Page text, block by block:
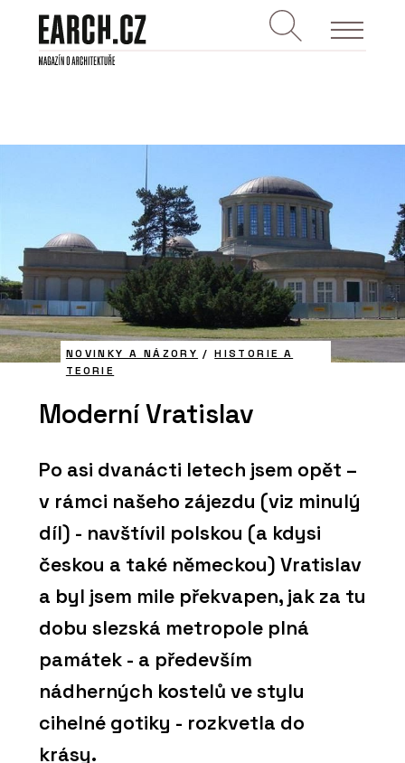
NOVINKY A NÁZORY /HISTORIE A
TEORIE
Moderní Vratislav
Po asi dvanácti letech jsem opět –
v rámci našeho zájezdu (viz minulý
díl) - navštívil polskou (a kdysi
českou a také německou) Vratislav
a byl jsem mile překvapen, jak za tu
dobu slezská metropole plná
památek - a především
nádherných kostelů ve stylu
cihelné gotiky - rozkvetla do
krásy.